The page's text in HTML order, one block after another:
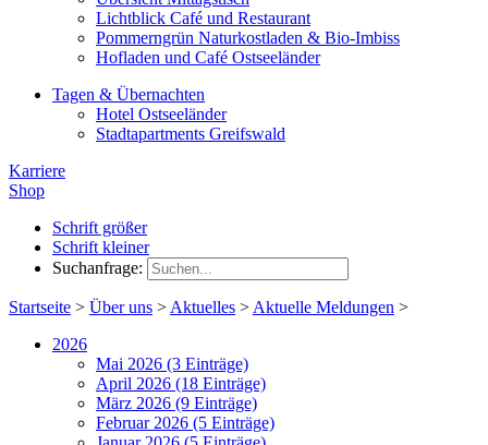
Lichtblick Café und Restaurant
Pommerngrün Naturkostladen & Bio-Imbiss
Hofladen und Café Ostseeländer
Tagen & Übernachten
Hotel Ostseeländer
Stadtapartments Greifswald
Karriere
Shop
Schrift größer
Schrift kleiner
Suchanfrage:
Startseite > Über uns > Aktuelles > Aktuelle Meldungen >
2026
Mai 2026 (3 Einträge)
April 2026 (18 Einträge)
März 2026 (9 Einträge)
Februar 2026 (5 Einträge)